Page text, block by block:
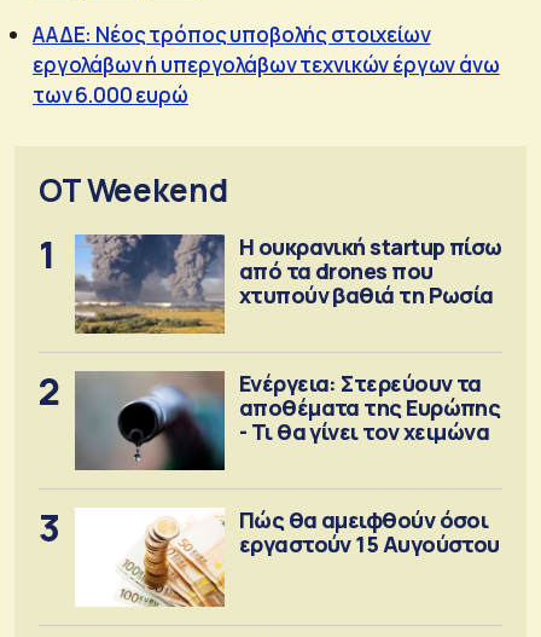
ΑΑΔΕ: Νέος τρόπος υποβολής στοιχείων
εργολάβων ή υπεργολάβων τεχνικών έργων άνω
των 6.000 ευρώ
OT Weekend
1
Η ουκρανική startup πίσω
από τα drones που
χτυπούν βαθιά τη Ρωσία
2
Ενέργεια: Στερεύουν τα
αποθέματα της Ευρώπης
- Τι θα γίνει τον χειμώνα
3
Πώς θα αμειφθούν όσοι
εργαστούν 15 Αυγούστου